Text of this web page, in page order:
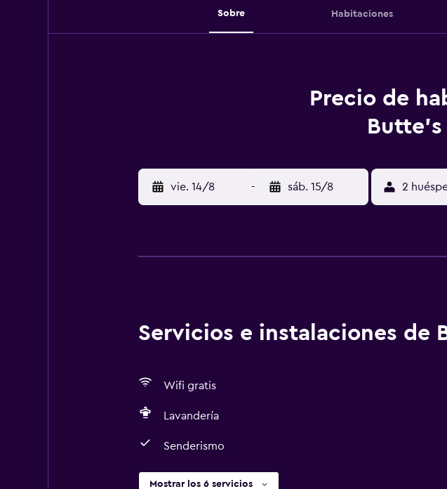
Sobre Habitaciones
Precio de
Butte's
vie. 14/8 - sáb. 15/8 2
Servicios e instalaciones de
Wifi gratis
Lavandería
Senderismo
Mostrar los 6 servicios